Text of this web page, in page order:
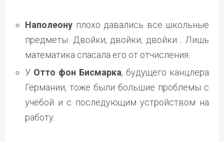
Наполеону плохо давались все школьные
предметы. Двойки, двойки, двойки… Лишь
математика спасала его от отчисления.
У Отто фон Бисмарка, будущего канцлера
Германии, тоже были большие проблемы с
учёбой и с последующим устройством на
работу.